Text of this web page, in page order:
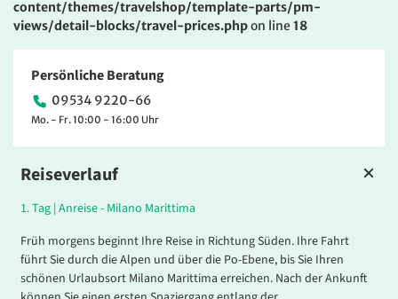
Reiseverlauf
1.Tag | Anreise - Milano Marittima
Früh morgens beginnt Ihre Reise in Richtung Süden. Ihre Fahrt
führt Sie durch die Alpen und über die Po-Ebene, bis Sie Ihren
schönen Urlaubsort Milano Marittima erreichen. Nach der Ankunft
content/themes/travelshop/template-parts/pm-
views/detail-blocks/travel-prices.phpon line 18
Persönliche Beratung
09534 9220-66
Mo. - Fr. 10:00 - 16:00 Uhr